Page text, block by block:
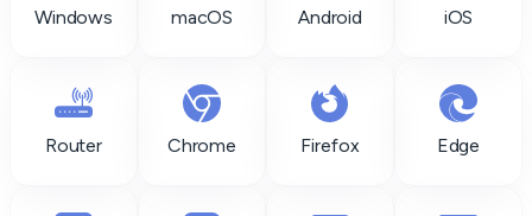
Windows macOS Android iOS
Router Chrome Firefox Edge